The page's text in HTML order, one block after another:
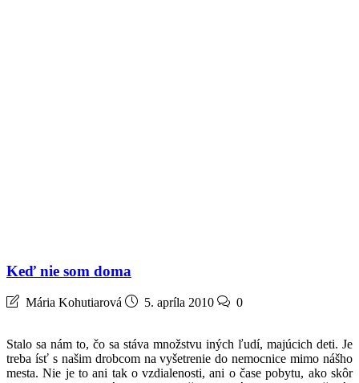
Keď nie som doma
Mária Kohutiarová 5. apríla 2010 0
Stalo sa nám to, čo sa stáva množstvu iných ľudí, majúcich deti. Je
treba ísť s našim drobcom na vyšetrenie do nemocnice mimo nášho
mesta. Nie je to ani tak o vzdialenosti, ani o čase pobytu, ako skôr